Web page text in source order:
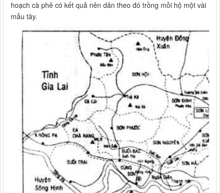
hoạch cà phê có kết quả nên dân theo đó trồng mỗi hộ một vài
mẫu tây.